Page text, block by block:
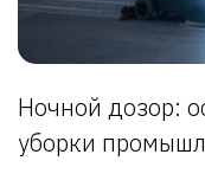
Ночной дозор:
уборки